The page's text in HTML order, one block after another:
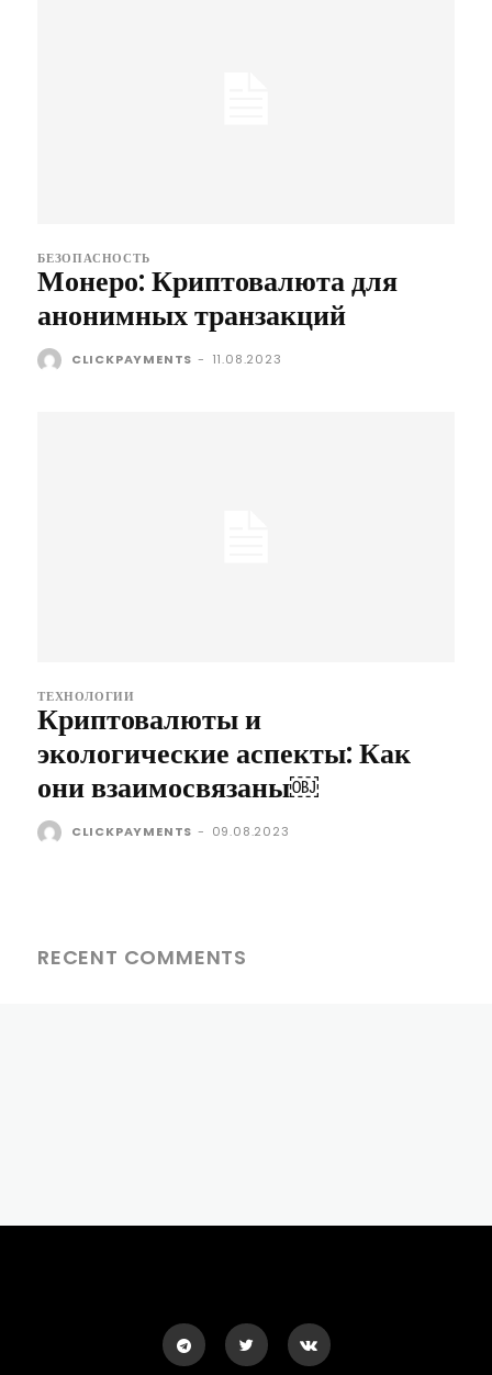
БЕЗОПАСНОСТЬ
Монеро: Криптовалюта для
анонимных транзакций
CLICKPAYMENTS - 11.08.2023
ТЕХНОЛОГИИ
Криптовалюты и
экологические аспекты: Как
они взаимосвязаны￼
CLICKPAYMENTS - 09.08.2023
RECENT COMMENTS